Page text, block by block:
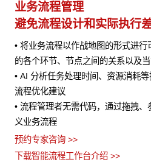
业务流程管理
避免流程设计和实际执行
• 将业务流程以作战地图的形式进
的各个环节、节点之间的关系以及
• AI 分析任务处理时间、资源消耗
流程优化建议
• 流程管理者无需代码，通过拖拽
义业务流程
预约专家咨询 >>
下载智能流程工作台介绍 >>